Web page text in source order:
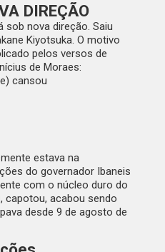
DIREÇÃO
sob nova direção. Saiu
Kiyotsuka. O motivo
pelos versos de
de Moraes:
cansou
estava na
do governador Ibaneis
com o núcleo duro do
capotou, acabou sendo
desde 9 de agosto de